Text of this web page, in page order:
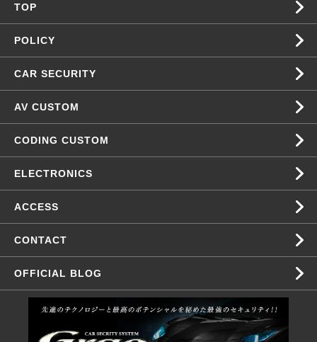
TOP
POLICY
CAR SECURITY
AV CUSTOM
CODING CUSTOM
ELECTRONICS
ACCESS
CONTACT
OFFICIAL BLOG